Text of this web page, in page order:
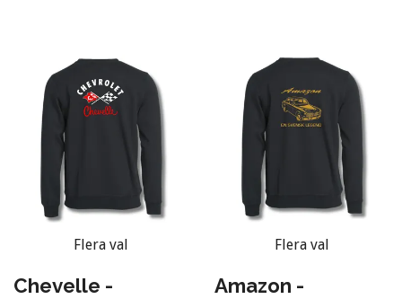
Flera val
Chevelle -
Flera val
Amazon -